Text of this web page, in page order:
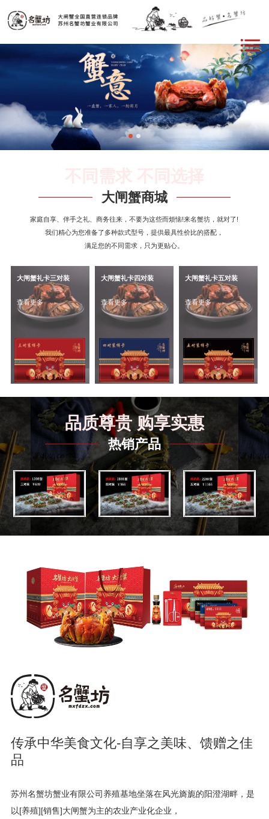
大闸蟹商城
家庭自享、伴手之礼、商务往来，不要为这些而烦恼!来名蟹坊，就对了!
我们精心为您准备了多种款式型号，提供最具性价比的搭配，
满足您的不同需求，只为更贴心。
大闸蟹礼卡三对装
查看更多
大闸蟹礼卡四对装
查看更多
大闸蟹礼卡五对装
查看更多
品质尊贵 购享实惠
热销产品
传承中华美食文化-自享之美味、馈赠之佳
品
苏州名蟹坊蟹业有限公司养殖基地坐落在风光旖旎的阳澄湖畔，是
以[养殖][销售]大闸蟹为主的农业产业化企业，